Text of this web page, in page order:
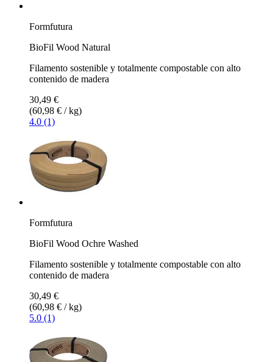
Formfutura
BioFil Wood Natural
Filamento sostenible y totalmente compostable con alto
contenido de madera
30,49 €
(60,98 € / kg)
4.0 (1)
Formfutura
BioFil Wood Ochre Washed
Filamento sostenible y totalmente compostable con alto
contenido de madera
30,49 €
(60,98 € / kg)
5.0 (1)